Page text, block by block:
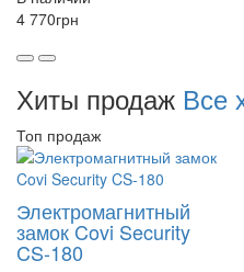
4 770грн
Хиты продаж Все
Топ продаж
Электромагнитный
замок Covi Security
CS-180